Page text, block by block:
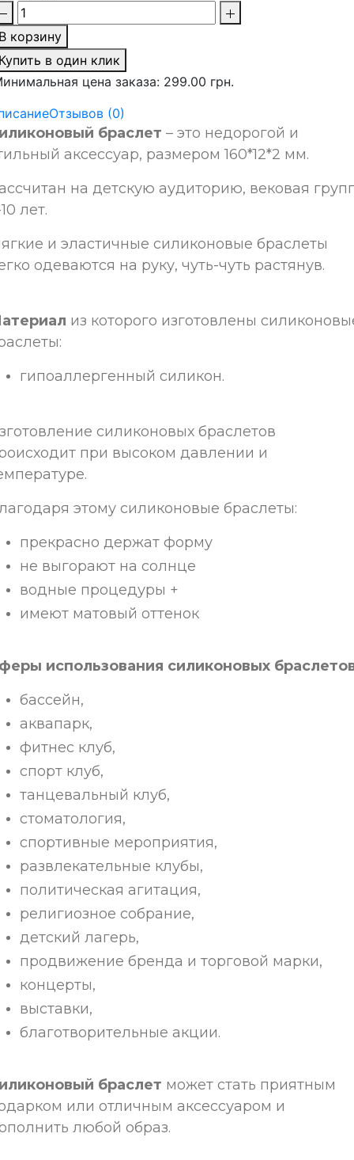
корзину
в один клик
цена заказа: 299.00 грн.
Отзывов (0)
браслет – это недорогой и
аксессуар, размером 160*12*2 мм.
на детскую аудиторию, вековая
лет.
и эластичные силиконовые браслеты
одеваются на руку, чуть-чуть растянув.
из которого изготовлены
гипоаллергенный силикон.
силиконовых браслетов
при высоком давлении и
этому силиконовые браслеты:
прекрасно держат форму
не выгорают на солнце
водные процедуры +
имеют матовый оттенок
использования силиконовых браслето
бассейн,
аквапарк,
фитнес клуб,
спорт клуб,
танцевальный клуб,
стоматология,
спортивные мероприятия,
развлекательные клубы,
политическая агитация,
религиозное собрание,
детский лагерь,
продвижение бренда и торговой марки,
концерты,
выставки,
благотворительные акции.
браслет может стать приятным
или отличным аксессуаром и
любой образ.